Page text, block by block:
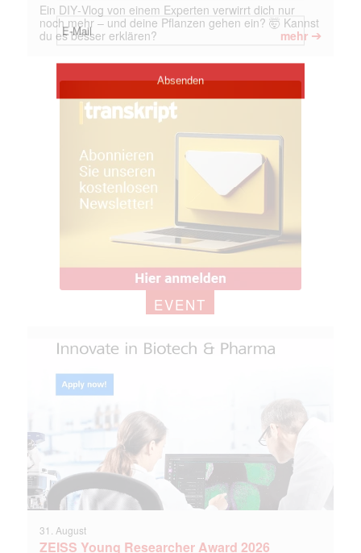
Ein DIY‑Vlog von einem Experten verwirrt dich nur
noch mehr – und deine Pflanzen gehen ein? 🤯 Kannst
du es besser erklären?
mehr ➔
EVENT
31. August
ZEISS Young Researcher Award 2026